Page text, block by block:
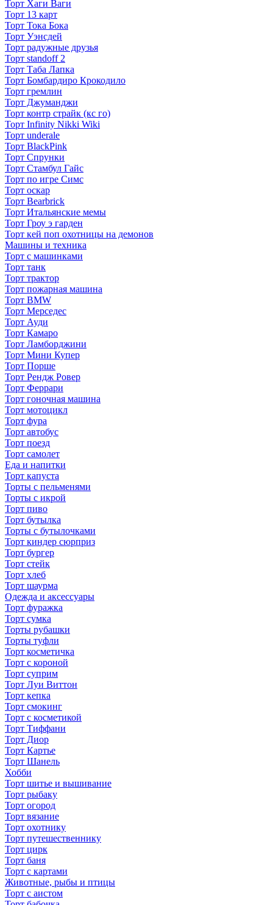
Торт Хаги Ваги
Торт 13 карт
Торт Тока Бока
Торт Уэнсдей
Торт радужные друзья
Торт standoff 2
Торт Таба Лапка
Торт Бомбардиро Крокодило
Торт гремлин
Торт Джуманджи
Торт контр страйк (кс го)
Торт Infinity Nikki Wiki
Торт underale
Торт BlackPink
Торт Спрунки
Торт Стамбул Гайс
Торт по игре Симс
Торт оскар
Торт Bearbrick
Торт Итальянские мемы
Торт Гроу э гарден
Торт кей поп охотницы на демонов
Машины и техника
Торт с машинками
Торт танк
Торт трактор
Торт пожарная машина
Торт BMW
Торт Мерседес
Торт Ауди
Торт Камаро
Торт Ламборджини
Торт Мини Купер
Торт Порше
Торт Рендж Ровер
Торт Феррари
Торт гоночная машина
Торт мотоцикл
Торт фура
Торт автобус
Торт поезд
Торт самолет
Еда и напитки
Торт капуста
Торты с пельменями
Торты с икрой
Торт пиво
Торт бутылка
Торты с бутылочками
Торт киндер сюрприз
Торт бургер
Торт стейк
Торт хлеб
Торт шаурма
Одежда и аксессуары
Торт фуражка
Торт сумка
Торты рубашки
Торты туфли
Торт косметичка
Торт с короной
Торт суприм
Торт Луи Виттон
Торт кепка
Торт смокинг
Торт с косметикой
Торт Тиффани
Торт Диор
Торт Картье
Торт Шанель
Хобби
Торт шитье и вышивание
Торт рыбаку
Торт огород
Торт вязание
Торт охотнику
Торт путешественнику
Торт цирк
Торт баня
Торт с картами
Животные, рыбы и птицы
Торт с аистом